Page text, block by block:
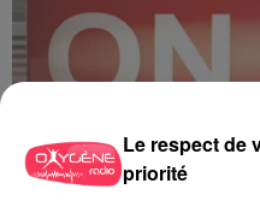
Le respect de
priorité